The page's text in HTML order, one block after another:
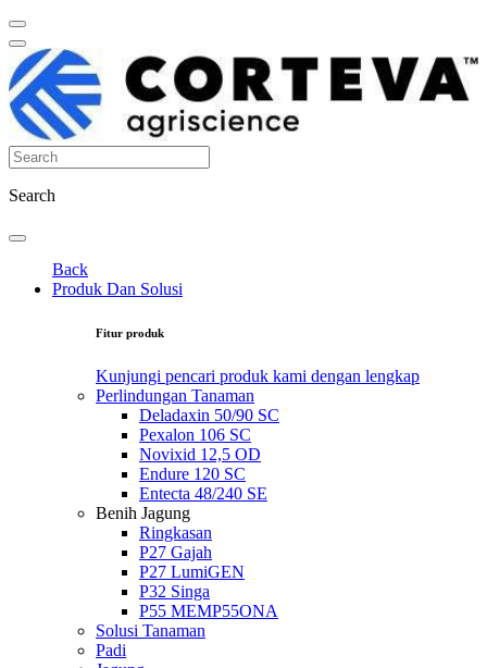
Search
Back
Produk Dan Solusi
Fitur produk
Kunjungi pencari produk kami dengan lengkap
Perlindungan Tanaman
Deladaxin 50/90 SC
Pexalon 106 SC
Novixid 12,5 OD
Endure 120 SC
Entecta 48/240 SE
Benih Jagung
Ringkasan
P27 Gajah
P27 LumiGEN
P32 Singa
P55 MEMP55ONA
Solusi Tanaman
Padi